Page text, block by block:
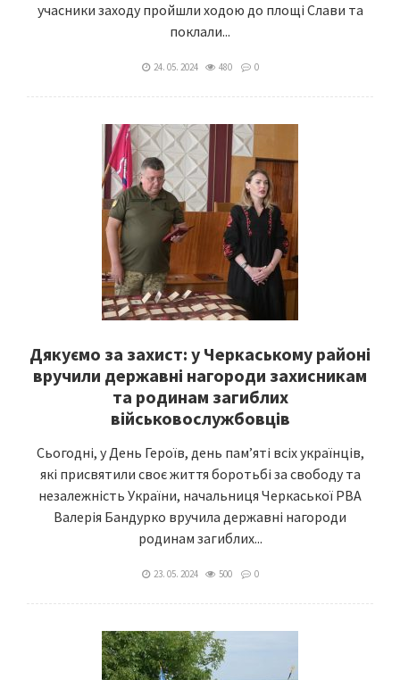
учасники заходу пройшли ходою до площі Слави та
поклали...
24. 05. 2024 480 0
Дякуємо за захист: у Черкаському районі
вручили державні нагороди захисникам
та родинам загиблих
військовослужбовців
Сьогодні, у День Героїв, день пам’яті всіх українців,
які присвятили своє життя боротьбі за свободу та
незалежність України, начальниця Черкаської РВА
Валерія Бандурко вручила державні нагороди
родинам загиблих...
23. 05. 2024 500 0